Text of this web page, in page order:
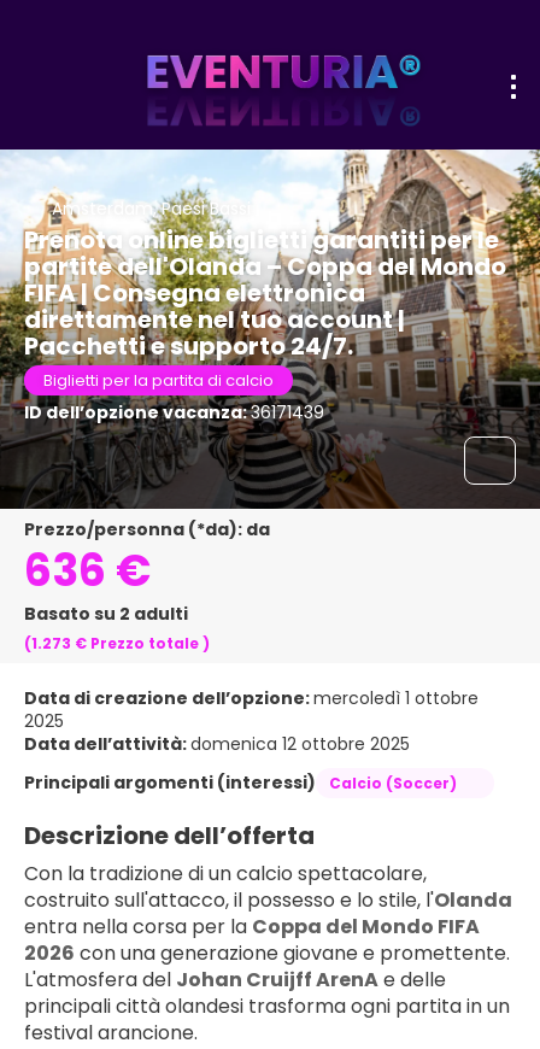
Amsterdam, Paesi Bassi
Prenota online biglietti garantiti per le
partite dell'Olanda – Coppa del Mondo
FIFA | Consegna elettronica
direttamente nel tuo account |
Pacchetti e supporto 24/7.
Biglietti per la partita di calcio
ID dell’opzione vacanza:36171439
Prezzo/personna (*da): da
636 €
Basato su 2 adulti
(1.273 € Prezzo totale)
Data di creazione dell’opzione:mercoledì 1 ottobre
2025
Data dell’attività:domenica 12 ottobre 2025
Principali argomenti (interessi)
Calcio (Soccer)
Descrizione dell’offerta
Con la tradizione di un calcio spettacolare,
costruito sull'attacco, il possesso e lo stile, l'Olanda
entra nella corsa per la Coppa del Mondo FIFA
2026 con una generazione giovane e promettente.
L'atmosfera del Johan Cruijff ArenA e delle
principali città olandesi trasforma ogni partita in un
festival arancione.